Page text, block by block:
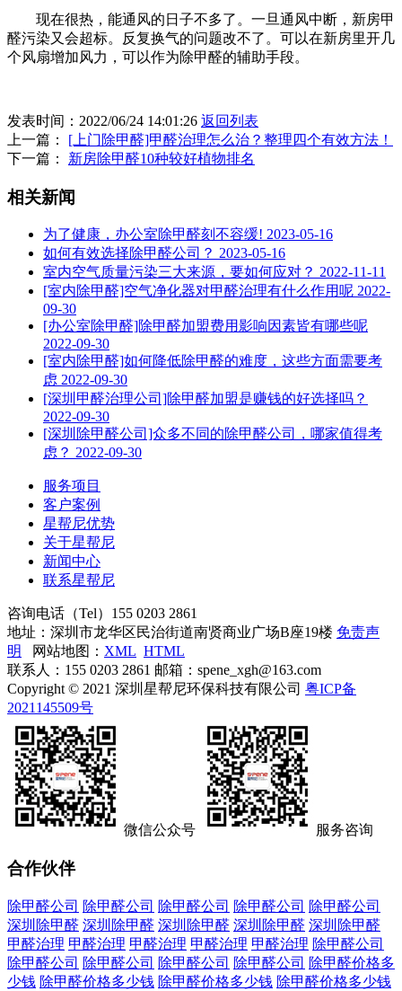
现在很热，能通风的日子不多了。一旦通风中断，新房甲
醛污染又会超标。反复换气的问题改不了。可以在新房里开几
个风扇增加风力，可以作为除甲醛的辅助手段。
发表时间：2022/06/24 14:01:26 返回列表
上一篇： [上门除甲醛]甲醛治理怎么治？整理四个有效方法！
下一篇： 新房除甲醛10种较好植物排名
相关新闻
为了健康，办公室除甲醛刻不容缓! 2023-05-16
如何有效选择除甲醛公司？ 2023-05-16
室内空气质量污染三大来源，要如何应对？ 2022-11-11
[室内除甲醛]空气净化器对甲醛治理有什么作用呢 2022-
09-30
[办公室除甲醛]除甲醛加盟费用影响因素皆有哪些呢
2022-09-30
[室内除甲醛]如何降低除甲醛的难度，这些方面需要考
虑 2022-09-30
[深圳甲醛治理公司]除甲醛加盟是赚钱的好选择吗？
2022-09-30
[深圳除甲醛公司]众多不同的除甲醛公司，哪家值得考
虑？ 2022-09-30
服务项目
客户案例
星帮尼优势
关于星帮尼
新闻中心
联系星帮尼
咨询电话（Tel） 155 0203 2861
地址：深圳市龙华区民治街道南贤商业广场B座19楼 免责声
明
网站地图： XML HTML
联系人：155 0203 2861 邮箱：spene_xgh@163.com
Copyright © 2021 深圳星帮尼环保科技有限公司 粤ICP备
2021145509号
微信公众号 服务咨询
合作伙伴
除甲醛公司 除甲醛公司 除甲醛公司 除甲醛公司 除甲醛公司
深圳除甲醛 深圳除甲醛 深圳除甲醛 深圳除甲醛 深圳除甲醛
甲醛治理 甲醛治理 甲醛治理 甲醛治理 甲醛治理 除甲醛公司
除甲醛公司 除甲醛公司 除甲醛公司 除甲醛公司 除甲醛价格多
少钱 除甲醛价格多少钱 除甲醛价格多少钱 除甲醛价格多少钱